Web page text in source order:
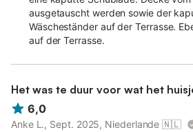
auch für den Aufenthalt.
Die Gebühren werden pro Person pro
Bitte kontaktieren Sie den Gastgeber,
Die Touristenabagabe ist vor Ort an der
REGENBOGENCAMP zu entrichten:
ausgetauscht werden sowie der
Wäscheständer auf der Terrasse.
auf der Terrasse.
Het was te duur voor wat het
6,0
Anke L., Sept. 2025, Niederlande 🇳🇱